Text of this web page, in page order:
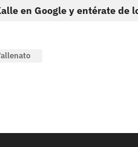
en Google y entérate de